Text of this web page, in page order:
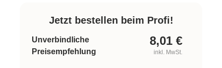
Jetzt bestellen beim Profi!
Unverbindliche
Preisempfehlung
8,01 €
inkl. MwSt.